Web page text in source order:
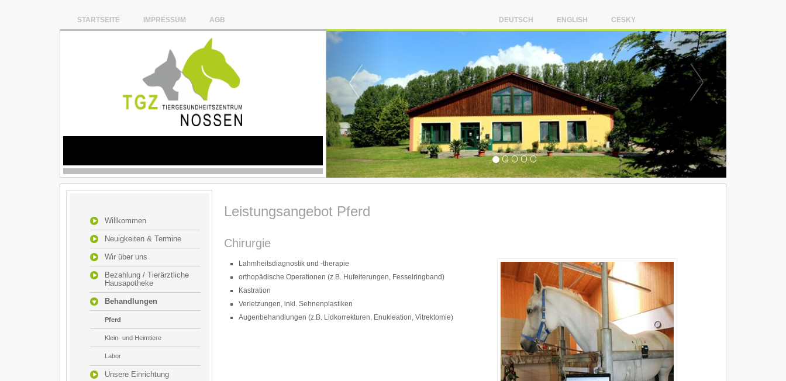
STARTSEITE IMPRESSUM AGB DEUTSCH ENGLISH CESKY
Willkommen
Neuigkeiten & Termine
Wir über uns
Bezahlung / Tierärztliche
Hausapotheke
Behandlungen
Pferd
Klein- und Heimtiere
Labor
Unsere Einrichtung
Leistungsangebot Pferd
Chirurgie
Lahmheitsdiagnostik und -therapie
orthopädische Operationen (z.B. Hufeiterungen, Fesselringband)
Kastration
Verletzungen, inkl. Sehnenplastiken
Augenbehandlungen (z.B. Lidkorrekturen, Enukleation, Vitrektomie)